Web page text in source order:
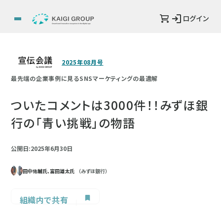
ログイン
2025年08月号
最先端の企業事例に見るSNSマーケティングの最適解
ついたコメントは3000件！！みずほ銀
行の「青い挑戦」の物語
公開日:2025年6月30日
田中佑輔氏、富田雄太氏 （みずほ銀行）
組織内で共有